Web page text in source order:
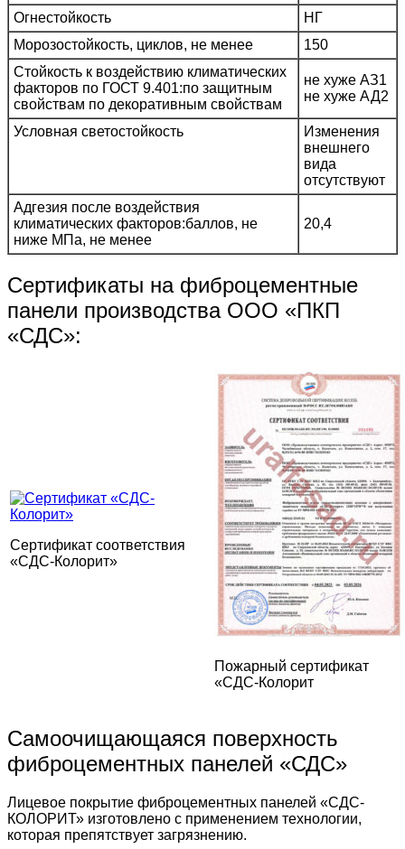
Огнестойкость
НГ
Морозостойкость, циклов, не менее
150
Стойкость к воздействию климатических
факторов по ГОСТ 9.401:по защитным
свойствам по декоративным свойствам
не хуже АЗ1
не хуже АД2
Условная светостойкость
Изменения
внешнего
вида
отсутствуют
Адгезия после воздействия
климатических факторов:баллов, не
ниже МПа, не менее
20,4
Сертификаты на фиброцементные
панели производства ООО «ПКП
«СДС»:
Сертификат соответствия
«СДС-Колорит»
Пожарный сертификат
«СДС-Колорит
Самоочищающаяся поверхность
фиброцементных панелей «СДС»
Лицевое покрытие фиброцементных панелей «СДС-
КОЛОРИТ» изготовлено с применением технологии,
которая препятствует загрязнению.